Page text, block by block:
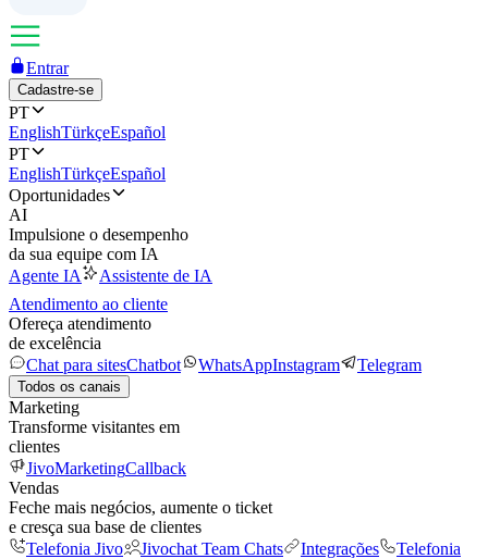
Entrar
Cadastre-se
PT
EnglishTürkçeEspañol
PT
EnglishTürkçeEspañol
Oportunidades
AI
Impulsione o desempenho
da sua equipe com IA
Agente IA
Assistente de IA
Atendimento ao cliente
Ofereça atendimento
de excelência
Chat para sitesChatbot WhatsAppInstagram Telegram
Todos os canais
Marketing
Transforme visitantes em
clientes
JivoMarketingCallback
Vendas
Feche mais negócios, aumente o ticket
e cresça sua base de clientes
Telefonia Jivo
Jivochat Team Chats Integrações
Telefonia